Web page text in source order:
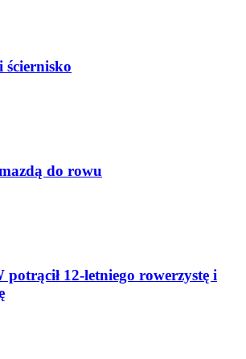
ściernisko
do rowu
12-letniego rowerzystę i